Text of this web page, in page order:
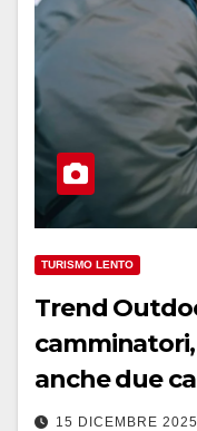
TURISMO LENTO
Trend
anche due
15 DICEMBRE 2025